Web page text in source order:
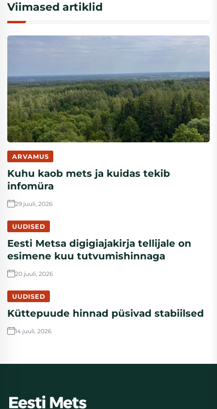
Viimased artiklid
ARVAMUS
Kuhu kaob mets ja kuidas tekib
infomüra
29 juuli, 2026
UUDISED
Eesti Metsa digigiajakirja tellijale on
esimene kuu tutvumishinnaga
20 juuli, 2026
UUDISED
Küttepuude hinnad püsivad stabiilsed
14 juuli, 2026